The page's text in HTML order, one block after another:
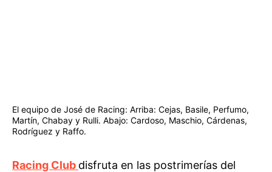
El equipo de José de Racing: Arriba: Cejas, Basile, Perfumo,
Martín, Chabay y Rulli. Abajo: Cardoso, Maschio, Cárdenas,
Rodríguez y Raffo.
Racing Club disfruta en las postrimerías del